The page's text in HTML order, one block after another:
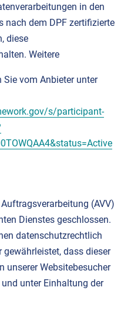
in den
nach dem DPF zertifizierte
diese
Weitere
vom Anbieter unter
s/participant-
(AVV)
Dienstes geschlossen.
datenschutzrechtlich
gewährleistet, dass dieser
unserer Websitebesucher
unter Einhaltung der